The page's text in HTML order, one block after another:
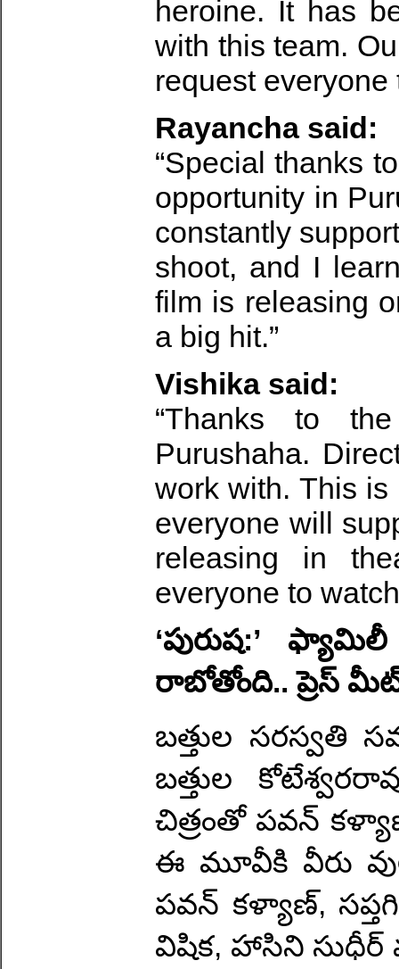
heroine. It has
with this team.
request everyone
Rayancha said:
“Special thanks
opportunity in
constantly
shoot, and I
film is releasing
a big hit.”
Vishika said:
“Thanks to
Purushaha.
work with. This
everyone will
releasing in
everyone to
‘పురుష:’
రాబోతోంది.. ప్రెస్
బత్తుల సరస్వతి
బత్తుల
చిత్రంతో పవన్
ఈ మూవీకి వీరు
పవన్ కళ్యాణ్,
విషిక, హాసిని సుధీర్‌